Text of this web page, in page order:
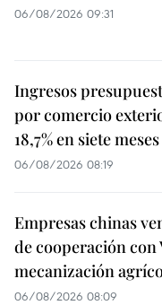
06/08/2026 09:31
Ingresos
por comercio
18,7% en siete meses
06/08/2026 08:19
Empresas chinas
de cooperación con
mecanización
06/08/2026 08:09